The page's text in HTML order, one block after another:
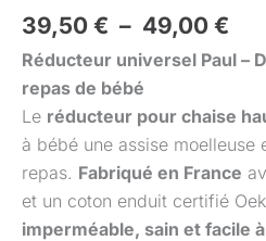
39,50 € – 49,00 €
Réducteur universel Paul –
repas de bébé
Le réducteur pour chaise
à bébé une assise
repas. Fabriqué en France
et un coton enduit certifié
imperméable, sain et facile